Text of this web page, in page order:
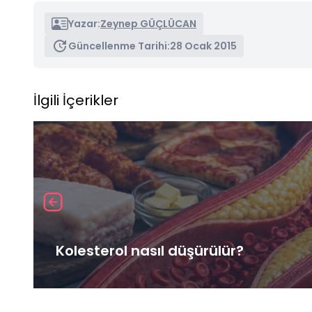
Yazar:Zeynep GÜÇLÜCAN
Güncellenme Tarihi:28 Ocak 2015
İlgili İçerikler
Kolesterol nasıl düşürülür?